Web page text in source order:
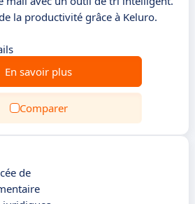
la productivité grâce à Keluro.
En savoir plus
Comparer
de